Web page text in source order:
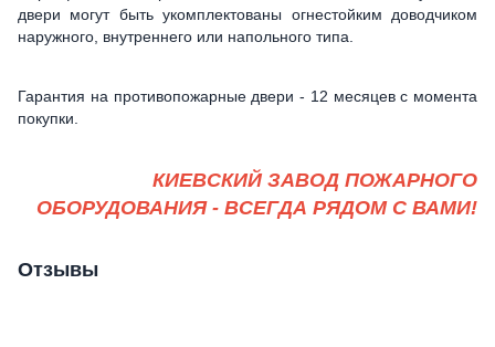
двери могут быть укомплектованы огнестойким доводчиком
наружного, внутреннего или напольного типа.
Гарантия на противопожарные двери - 12 месяцев с момента
покупки.
КИЕВСКИЙ ЗАВОД ПОЖАРНОГО
ОБОРУДОВАНИЯ - ВСЕГДА РЯДОМ С ВАМИ!
Отзывы